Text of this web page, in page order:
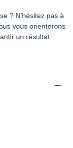
? N'hésitez pas à
vous orienterons
un résultat